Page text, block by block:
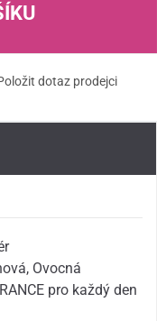
dotaz prodejci
, Ovocná
pro každý den